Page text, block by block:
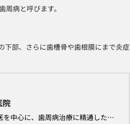
病と呼びます。
下部、さらに歯槽骨や歯根膜にまで炎症
院
山梨県甲府市の山浦歯科医院では、歯周病治療の専門医を中心に、歯周病治療に精通した歯科衛生士が、精密な歯周病治療を実施しています。歯周病にお悩みの方はもちろん、歯肉から出血がある、歯が浮いた感覚があるという方もお気軽にご相談ください。